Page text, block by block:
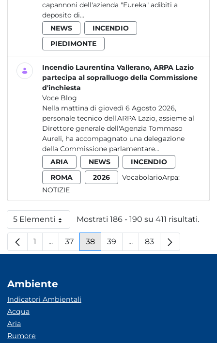
capannoni dell'azienda "Eureka" adibiti a
deposito di...
NEWS
INCENDIO
PIEDIMONTE
Incendio Laurentina Vallerano, ARPA Lazio
partecipa al sopralluogo della Commissione
d'inchiesta
Voce Blog
Nella mattina di giovedì 6 Agosto 2026,
personale tecnico dell'ARPA Lazio, assieme al
Direttore generale dell'Agenzia Tommaso
Aureli, ha accompagnato una delegazione
della Commissione parlamentare...
ARIA
NEWS
INCENDIO
ROMA
2026
VocabolarioArpa:
NOTIZIE
5 ElementiPer paginaMostrati 186 - 190 su 411 risultati.
Pagina
1 ...Pagine intermedie
Pagina
37 Pagina
38 Pagina
39 ...Pagine intermedie
Pagina
83
Ambiente
Indicatori Ambientali
Acqua
Aria
Rumore